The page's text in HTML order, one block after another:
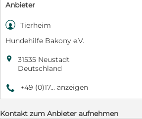
Anbieter
 Tierheim
Hundehilfe Bakony e.V.

31535 Neustadt
Deutschland
9 +49 (0)17... anzeigen
Kontakt zum Anbieter aufnehmen